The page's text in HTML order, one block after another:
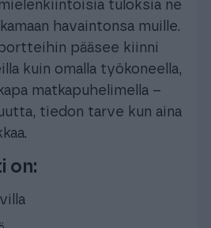
tuloksia ne
havaintonsa muille.
pääsee kiinni
kuin omalla työkoneella,
matkapuhelimella –
tiedon tarve kun aina
on: